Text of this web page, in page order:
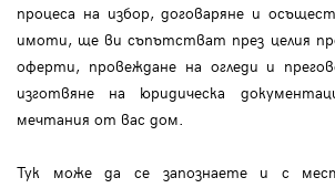
процеса на избор, договаряне и
имоти, ще ви съпътстват през целия
оферти, провеждане на огледи и
изготвяне на юридическа
мечтания от вас дом.
Тук може да се запознаете и с